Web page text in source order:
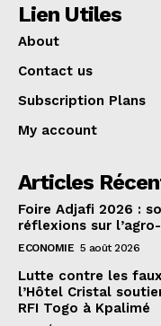
Lien Utiles
About
Contact us
Subscription Plans
My account
Articles
Foire Adjafi 2026 :
réflexions sur
ECONOMIE 5 août 2026
Lutte contre les
l’Hôtel Cristal
RFI Togo à Kpalimé